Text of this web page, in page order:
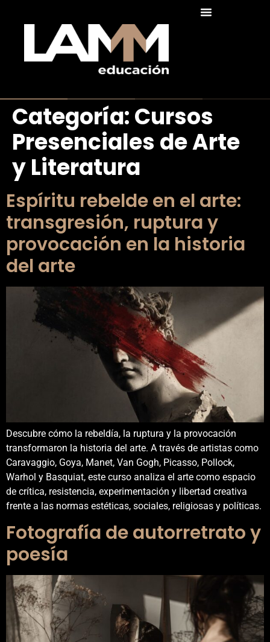
Categoría:Cursos
Presenciales de Arte
y Literatura
Espíritu rebelde en el arte:
transgresión, ruptura y
provocación en la historia
del arte
Descubre cómo la rebeldía, la ruptura y la provocación
transformaron la historia del arte. A través de artistas como
Caravaggio, Goya, Manet, Van Gogh, Picasso, Pollock,
Warhol y Basquiat, este curso analiza el arte como espacio
de crítica, resistencia, experimentación y libertad creativa
frente a las normas estéticas, sociales, religiosas y políticas.
Fotografía de autorretrato y
poesía